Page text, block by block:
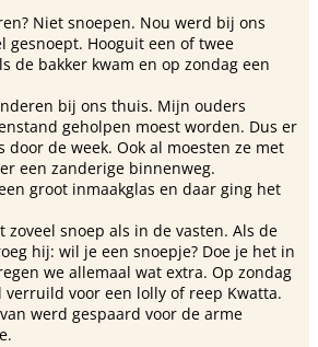
Niet snoepen. Nou werd bij ons
gesnoept. Hooguit een of twee
de bakker kwam en op zondag een
bij ons thuis. Mijn ouders
geholpen moest worden. Dus er
door de week. Ook al moesten ze met
een zanderige binnenweg.
groot inmaakglas en daar ging het
zoveel snoep als in de vasten. Als de
hij: wil je een snoepje? Doe je het in
we allemaal wat extra. Op zondag
voor een lolly of reep Kwatta.
werd gespaard voor de arme